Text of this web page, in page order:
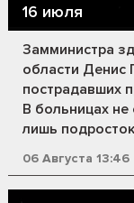
16 июля
Замминистра
области Денис
пострадавших
В больницах не
лишь
06 Августа 13:46